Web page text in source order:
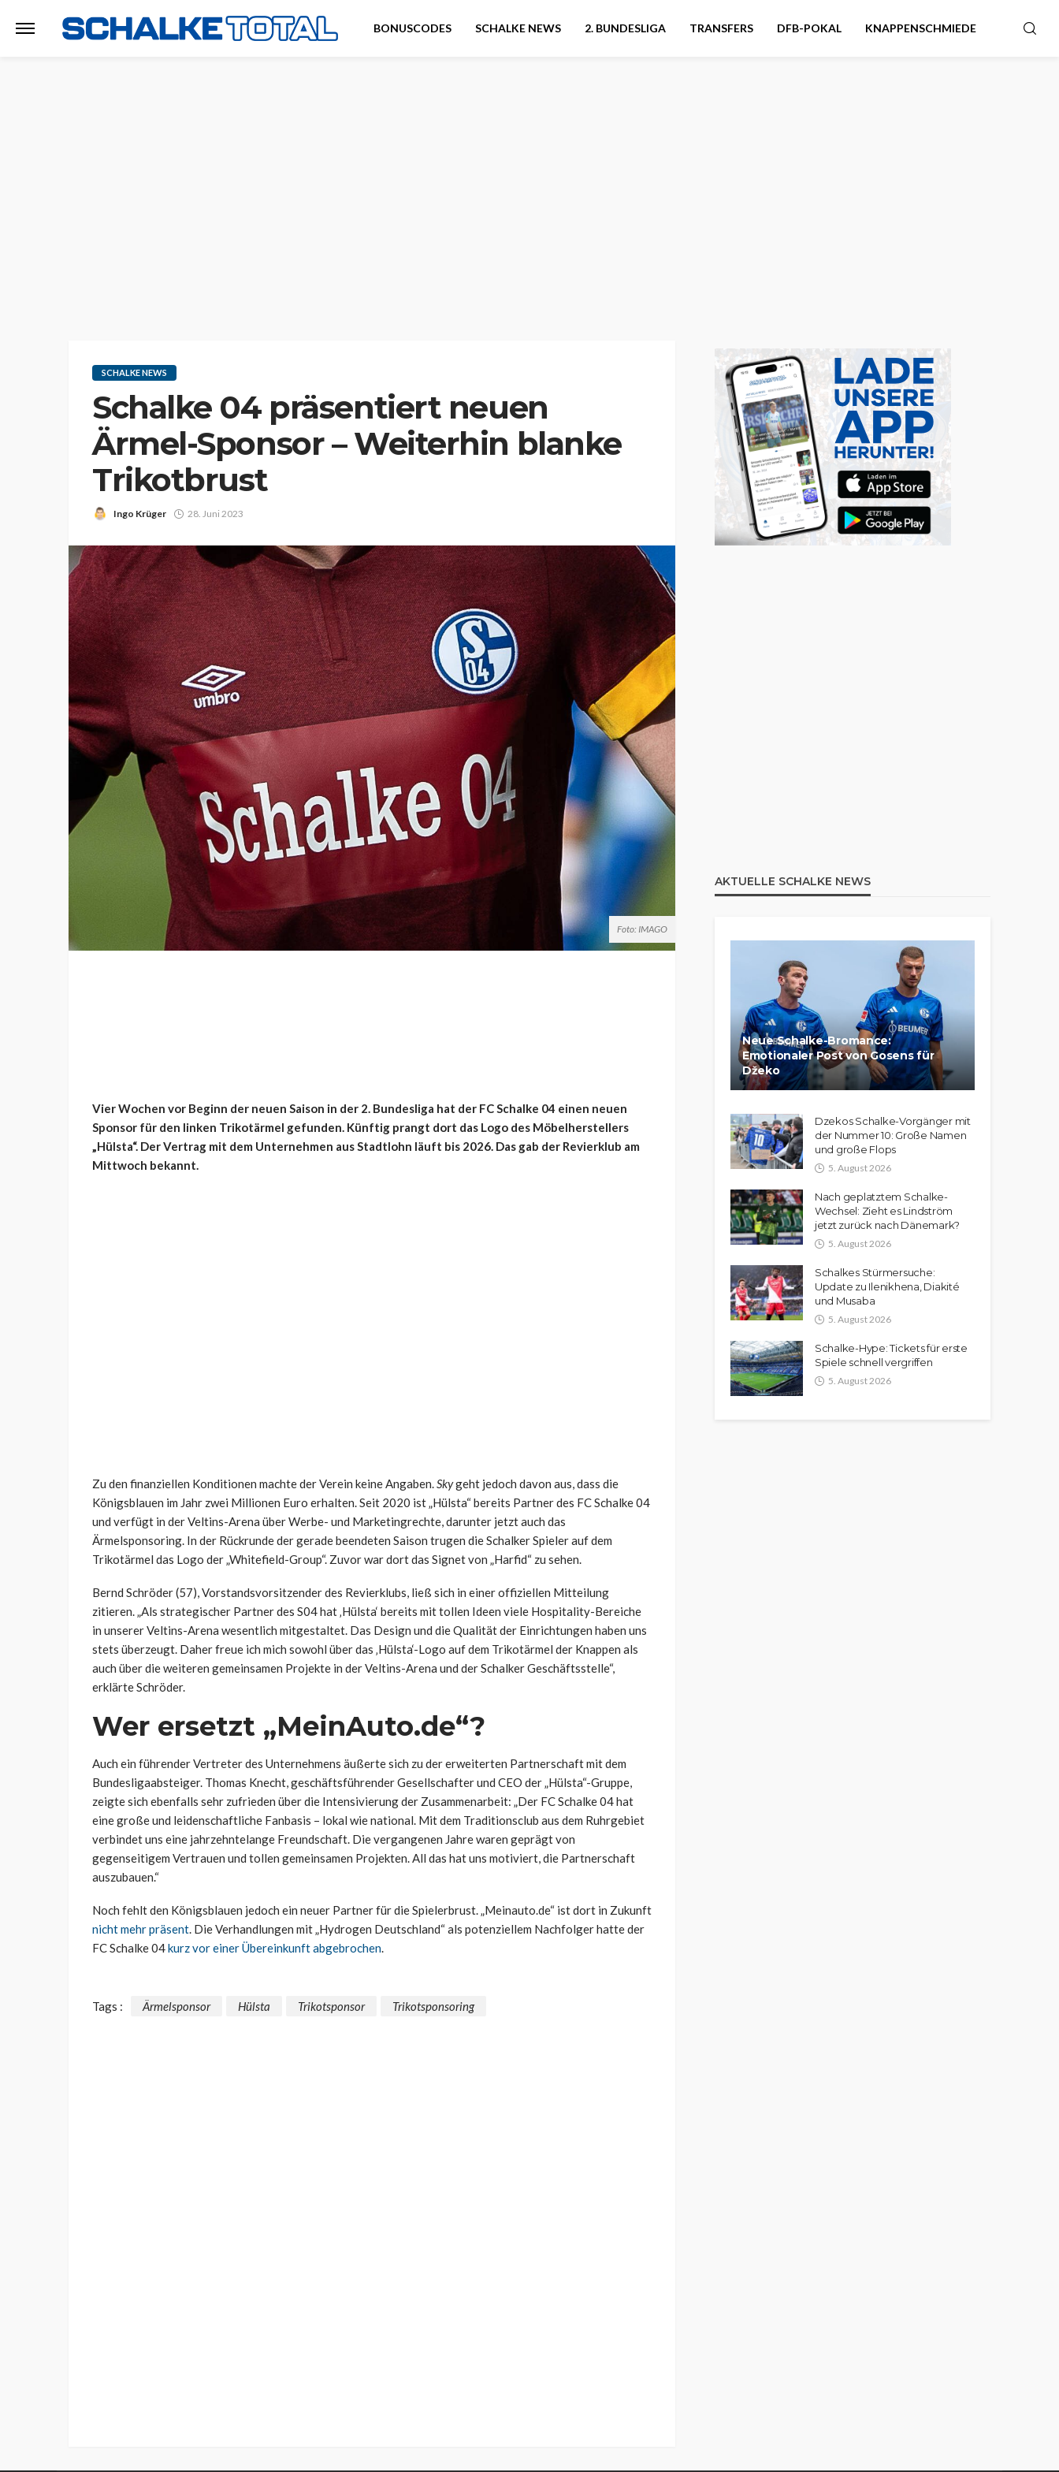
BONUSCODES SCHALKE NEWS 2. BUNDESLIGA TRANSFERS DFB-POKAL KNAPPENSCHMIEDE
SCHALKE NEWS
Schalke 04 präsentiert neuen
Ärmel-Sponsor – Weiterhin blanke
Trikotbrust
Ingo Krüger 28. Juni 2023
Foto: IMAGO
Vier Wochen vor Beginn der neuen Saison in der 2. Bundesliga hat der FC Schalke 04 einen neuen
Sponsor für den linken Trikotärmel gefunden. Künftig prangt dort das Logo des Möbelherstellers
„Hülsta“. Der Vertrag mit dem Unternehmen aus Stadtlohn läuft bis 2026. Das gab der Revierklub am
Mittwoch bekannt.
Zu den finanziellen Konditionen machte der Verein keine Angaben. Skygeht jedoch davon aus, dass die
Königsblauen im Jahr zwei Millionen Euro erhalten. Seit 2020 ist „Hülsta“ bereits Partner des FC Schalke 04
und verfügt in der Veltins-Arena über Werbe- und Marketingrechte, darunter jetzt auch das
Ärmelsponsoring. In der Rückrunde der gerade beendeten Saison trugen die Schalker Spieler auf dem
Trikotärmel das Logo der „Whitefield-Group“. Zuvor war dort das Signet von „Harfid“ zu sehen.
Bernd Schröder (57), Vorstandsvorsitzender des Revierklubs, ließ sich in einer offiziellen Mitteilung
zitieren. „Als strategischer Partner des S04 hat ‚Hülsta‘ bereits mit tollen Ideen viele Hospitality-Bereiche
in unserer Veltins-Arena wesentlich mitgestaltet. Das Design und die Qualität der Einrichtungen haben uns
stets überzeugt. Daher freue ich mich sowohl über das ‚Hülsta‘-Logo auf dem Trikotärmel der Knappen als
auch über die weiteren gemeinsamen Projekte in der Veltins-Arena und der Schalker Geschäftsstelle“,
erklärte Schröder.
Wer ersetzt „MeinAuto.de“?
Auch ein führender Vertreter des Unternehmens äußerte sich zu der erweiterten Partnerschaft mit dem
Bundesligaabsteiger. Thomas Knecht, geschäftsführender Gesellschafter und CEO der „Hülsta“-Gruppe,
zeigte sich ebenfalls sehr zufrieden über die Intensivierung der Zusammenarbeit: „Der FC Schalke 04 hat
eine große und leidenschaftliche Fanbasis – lokal wie national. Mit dem Traditionsclub aus dem Ruhrgebiet
verbindet uns eine jahrzehntelange Freundschaft. Die vergangenen Jahre waren geprägt von
gegenseitigem Vertrauen und tollen gemeinsamen Projekten. All das hat uns motiviert, die Partnerschaft
auszubauen.“
Noch fehlt den Königsblauen jedoch ein neuer Partner für die Spielerbrust. „Meinauto.de“ ist dort in Zukunft
nicht mehr präsent . Die Verhandlungen mit „Hydrogen Deutschland“ als potenziellem Nachfolger hatte der
FC Schalke 04kurz vor einer Übereinkunft abgebrochen
Tags : Ärmelsponsor Hülsta Trikotsponsor Trikotsponsoring
AKTUELLE SCHALKE NEWS
Neue Schalke-Bromance:
Emotionaler Post von Gosens für
Džeko
Dzekos Schalke-Vorgänger mit
der Nummer 10: Große Namen
und große Flops
5. August 2026
Nach geplatztem Schalke-
Wechsel: Zieht es Lindström
jetzt zurück nach Dänemark?
5. August 2026
Schalkes Stürmersuche:
Update zu Ilenikhena, Diakité
und Musaba
5. August 2026
Schalke-Hype: Tickets für erste
Spiele schnell vergriffen
5. August 2026